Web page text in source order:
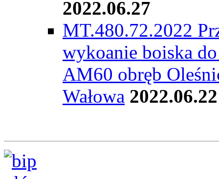
2022.06.27
MT.480.72.2022
wykoanie boiska
AM60 obręb
Wałowa 2022.06.22